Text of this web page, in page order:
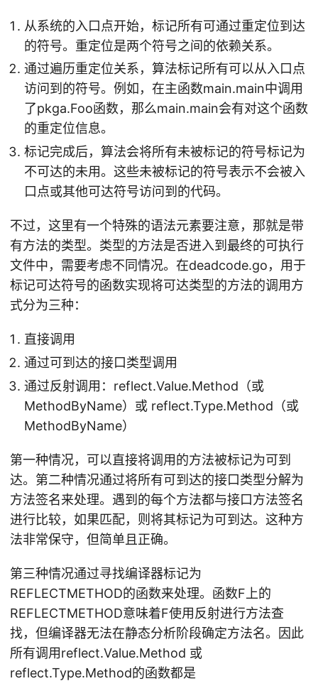
从系统的入口点开始，标记所有可通过重定位到达
的符号。重定位是两个符号之间的依赖关系。
通过遍历重定位关系，算法标记所有可以从入口点
访问到的符号。例如，在主函数main.main中调用
了pkga.Foo函数，那么main.main会有对这个函数
的重定位信息。
标记完成后，算法会将所有未被标记的符号标记为
不可达的未用。这些未被标记的符号表示不会被入
口点或其他可达符号访问到的代码。
不过，这里有一个特殊的语法元素要注意，那就是带
有方法的类型。类型的方法是否进入到最终的可执行
文件中，需要考虑不同情况。在deadcode.go，用于
标记可达符号的函数实现将可达类型的方法的调用方
式分为三种：
直接调用
通过可到达的接口类型调用
通过反射调用：reflect.Value.Method（或
MethodByName）或 reflect.Type.Method（或
MethodByName）
第一种情况，可以直接将调用的方法被标记为可到
达。第二种情况通过将所有可到达的接口类型分解为
方法签名来处理。遇到的每个方法都与接口方法签名
进行比较，如果匹配，则将其标记为可到达。这种方
法非常保守，但简单且正确。
第三种情况通过寻找编译器标记为
REFLECTMETHOD的函数来处理。函数F上的
REFLECTMETHOD意味着F使用反射进行方法查
找，但编译器无法在静态分析阶段确定方法名。因此
所有调用reflect.Value.Method 或
reflect.Type.Method的函数都是